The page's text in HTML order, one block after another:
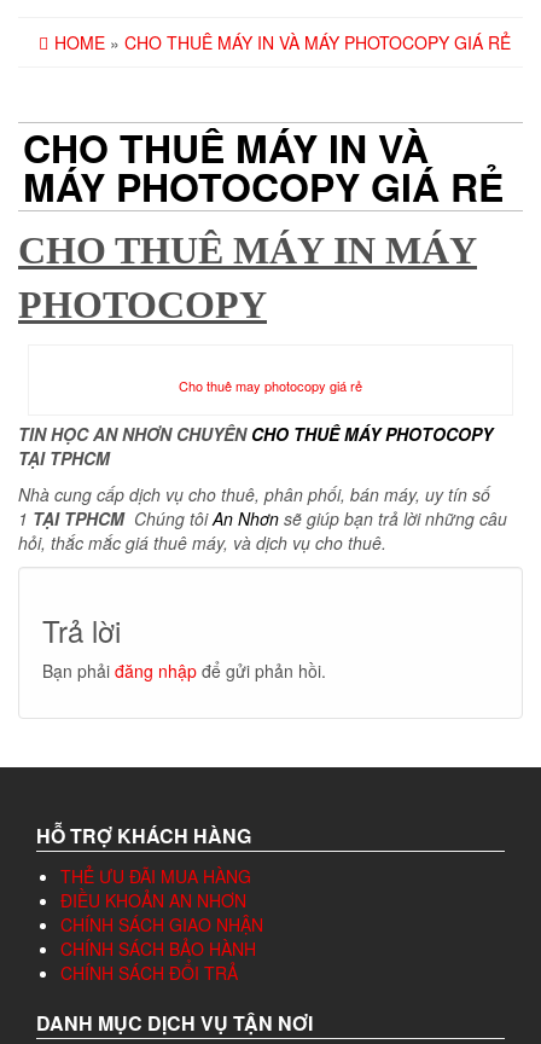
HOME » CHO THUÊ MÁY IN VÀ MÁY PHOTOCOPY GIÁ RẺ
CHO THUÊ MÁY IN VÀ
MÁY PHOTOCOPY GIÁ RẺ
CHO THUÊ MÁY IN MÁY
PHOTOCOPY
Cho thuê may photocopy giá rẻ
TIN HỌC AN NHƠN CHUYÊN CHO THUÊ MÁY PHOTOCOPY
TẠI TPHCM
Nhà cung cấp dịch vụ cho thuê, phân phối, bán máy, uy tín số
1 TẠI TPHCM Chúng tôiAn Nhơn sẽ giúp bạn trả lời những câu
hỏi, thắc mắc giá thuê máy, và dịch vụ cho thuê.
Trả lời
Bạn phải đăng nhập để gửi phản hồi.
HỖ TRỢ KHÁCH HÀNG
THẺ ƯU ĐÃI MUA HÀNG
ĐIỀU KHOẢN AN NHƠN
CHÍNH SÁCH GIAO NHẬN
CHÍNH SÁCH BẢO HÀNH
CHÍNH SÁCH ĐỔI TRẢ
DANH MỤC DỊCH VỤ TẬN NƠI